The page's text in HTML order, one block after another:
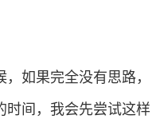
如果完全没有思路，
时间，我会先尝试这样